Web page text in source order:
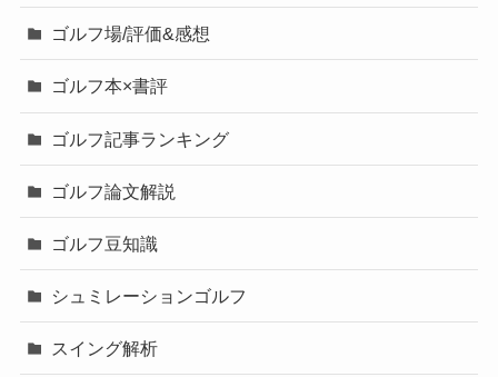
ゴルフ場/評価&感想
ゴルフ本×書評
ゴルフ記事ランキング
ゴルフ論文解説
ゴルフ豆知識
シュミレーションゴルフ
スイング解析